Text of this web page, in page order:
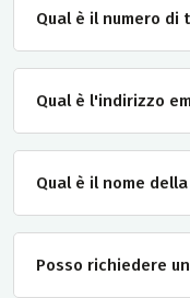
Qual è il numero di
Qual è l'indirizzo
Qual è il nome
Posso richiedere